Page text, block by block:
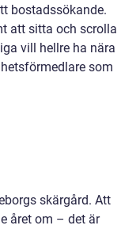
bostadssökande.
att sitta och scrolla
vill hellre ha nära
som
skärgård. Att
året om – det är